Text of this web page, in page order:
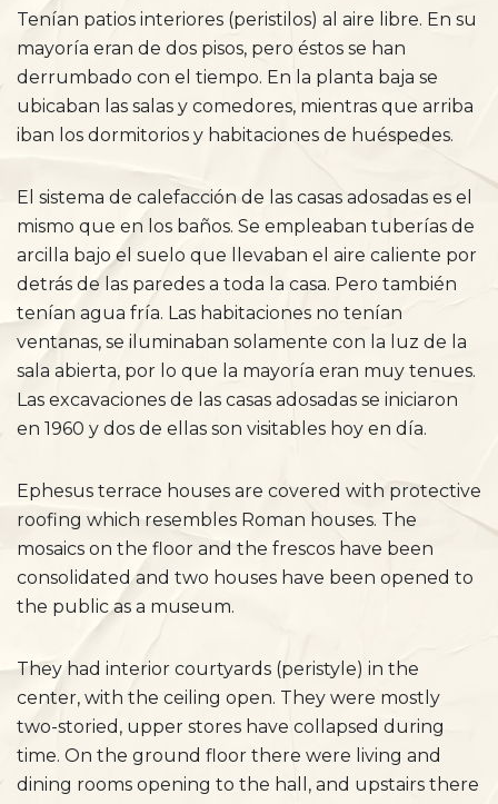
Tenían patios interiores (peristilos) al aire libre. En su
mayoría eran de dos pisos, pero éstos se han
derrumbado con el tiempo. En la planta baja se
ubicaban las salas y comedores, mientras que arriba
iban los dormitorios y habitaciones de huéspedes.
El sistema de calefacción de las casas adosadas es el
mismo que en los baños. Se empleaban tuberías de
arcilla bajo el suelo que llevaban el aire caliente por
detrás de las paredes a toda la casa. Pero también
tenían agua fría. Las habitaciones no tenían
ventanas, se iluminaban solamente con la luz de la
sala abierta, por lo que la mayoría eran muy tenues.
Las excavaciones de las casas adosadas se iniciaron
en 1960 y dos de ellas son visitables hoy en día.
Ephesus terrace houses are covered with protective
roofing which resembles Roman houses. The
mosaics on the floor and the frescos have been
consolidated and two houses have been opened to
the public as a museum.
They had interior courtyards (peristyle) in the
center, with the ceiling open. They were mostly
two-storied, upper stores have collapsed during
time. On the ground floor there were living and
dining rooms opening to the hall, and upstairs there